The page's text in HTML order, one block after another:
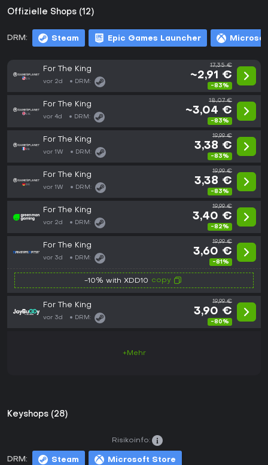
Offizielle Shops (12)
DRM: Steam Epic Games Launcher
For The King
vor 2d DRM:
17,35 €
~2,91 €
-83%
For The King
vor 4d DRM:
18,07 €
~3,04 €
-83%
For The King
vor 1W DRM:
19,99 €
3,38 €
-83%
For The King
vor 1W DRM:
19,99 €
3,38 €
-83%
For The King
vor 2d DRM:
19,99 €
3,40 €
-82%
For The King
vor 3d DRM:
19,99 €
3,60 €
-81%
-10% with XDD10 copy
For The King
vor 3d DRM:
19,99 €
3,90 €
-80%
+Mehr
Keyshops (28)
DRM: Steam Microsoft Store
Risikoinfo: